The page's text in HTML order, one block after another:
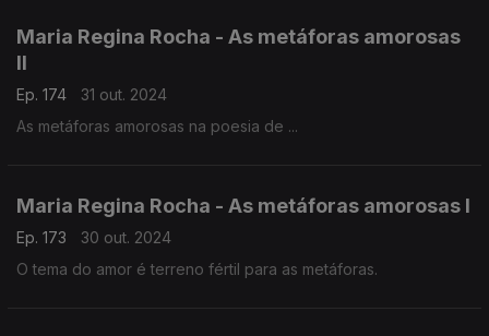
Maria Regina Rocha - As metáforas amorosas
II
Ep. 174
31 out. 2024
As metáforas amorosas na poesia de ...
Maria Regina Rocha - As metáforas amorosas I
Ep. 173
30 out. 2024
O tema do amor é terreno fértil para as metáforas.